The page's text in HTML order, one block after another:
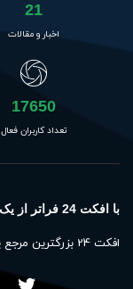
21
اخبار و مقالات
17650
تعداد کاربران فعال
با افکت 24 فراتر از یک رویا
افکت 24 بزرگترین مرجع پروژه های گرافیکی در ایران